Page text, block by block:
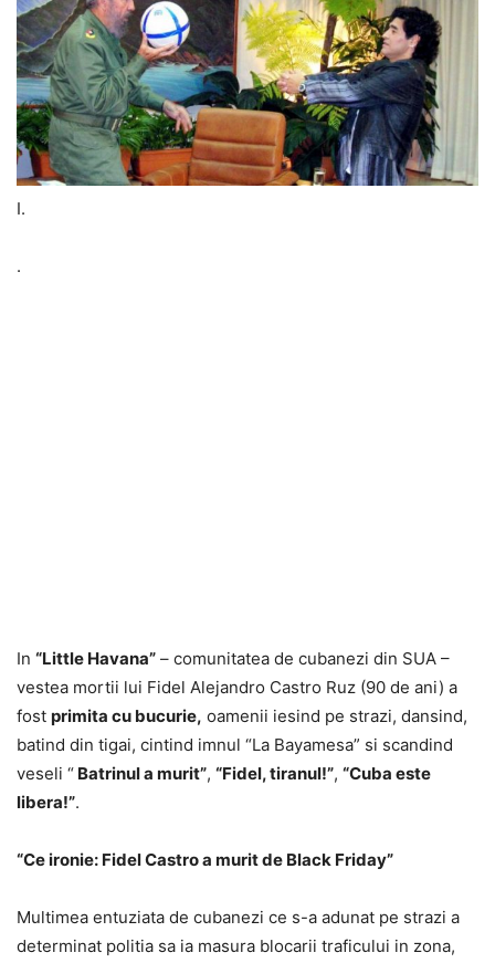
I.
.
In “Little Havana” – comunitatea de cubanezi din SUA –
vestea mortii lui Fidel Alejandro Castro Ruz (90 de ani) a
fost primita cu bucurie, oamenii iesind pe strazi, dansind,
batind din tigai, cintind imnul “La Bayamesa” si scandind
veseli “ Batrinul a murit”, “Fidel, tiranul!”, “Cuba este
libera!”.
“Ce ironie: Fidel Castro a murit de Black Friday”
Multimea entuziata de cubanezi ce s-a adunat pe strazi a
determinat politia sa ia masura blocarii traficului in zona,